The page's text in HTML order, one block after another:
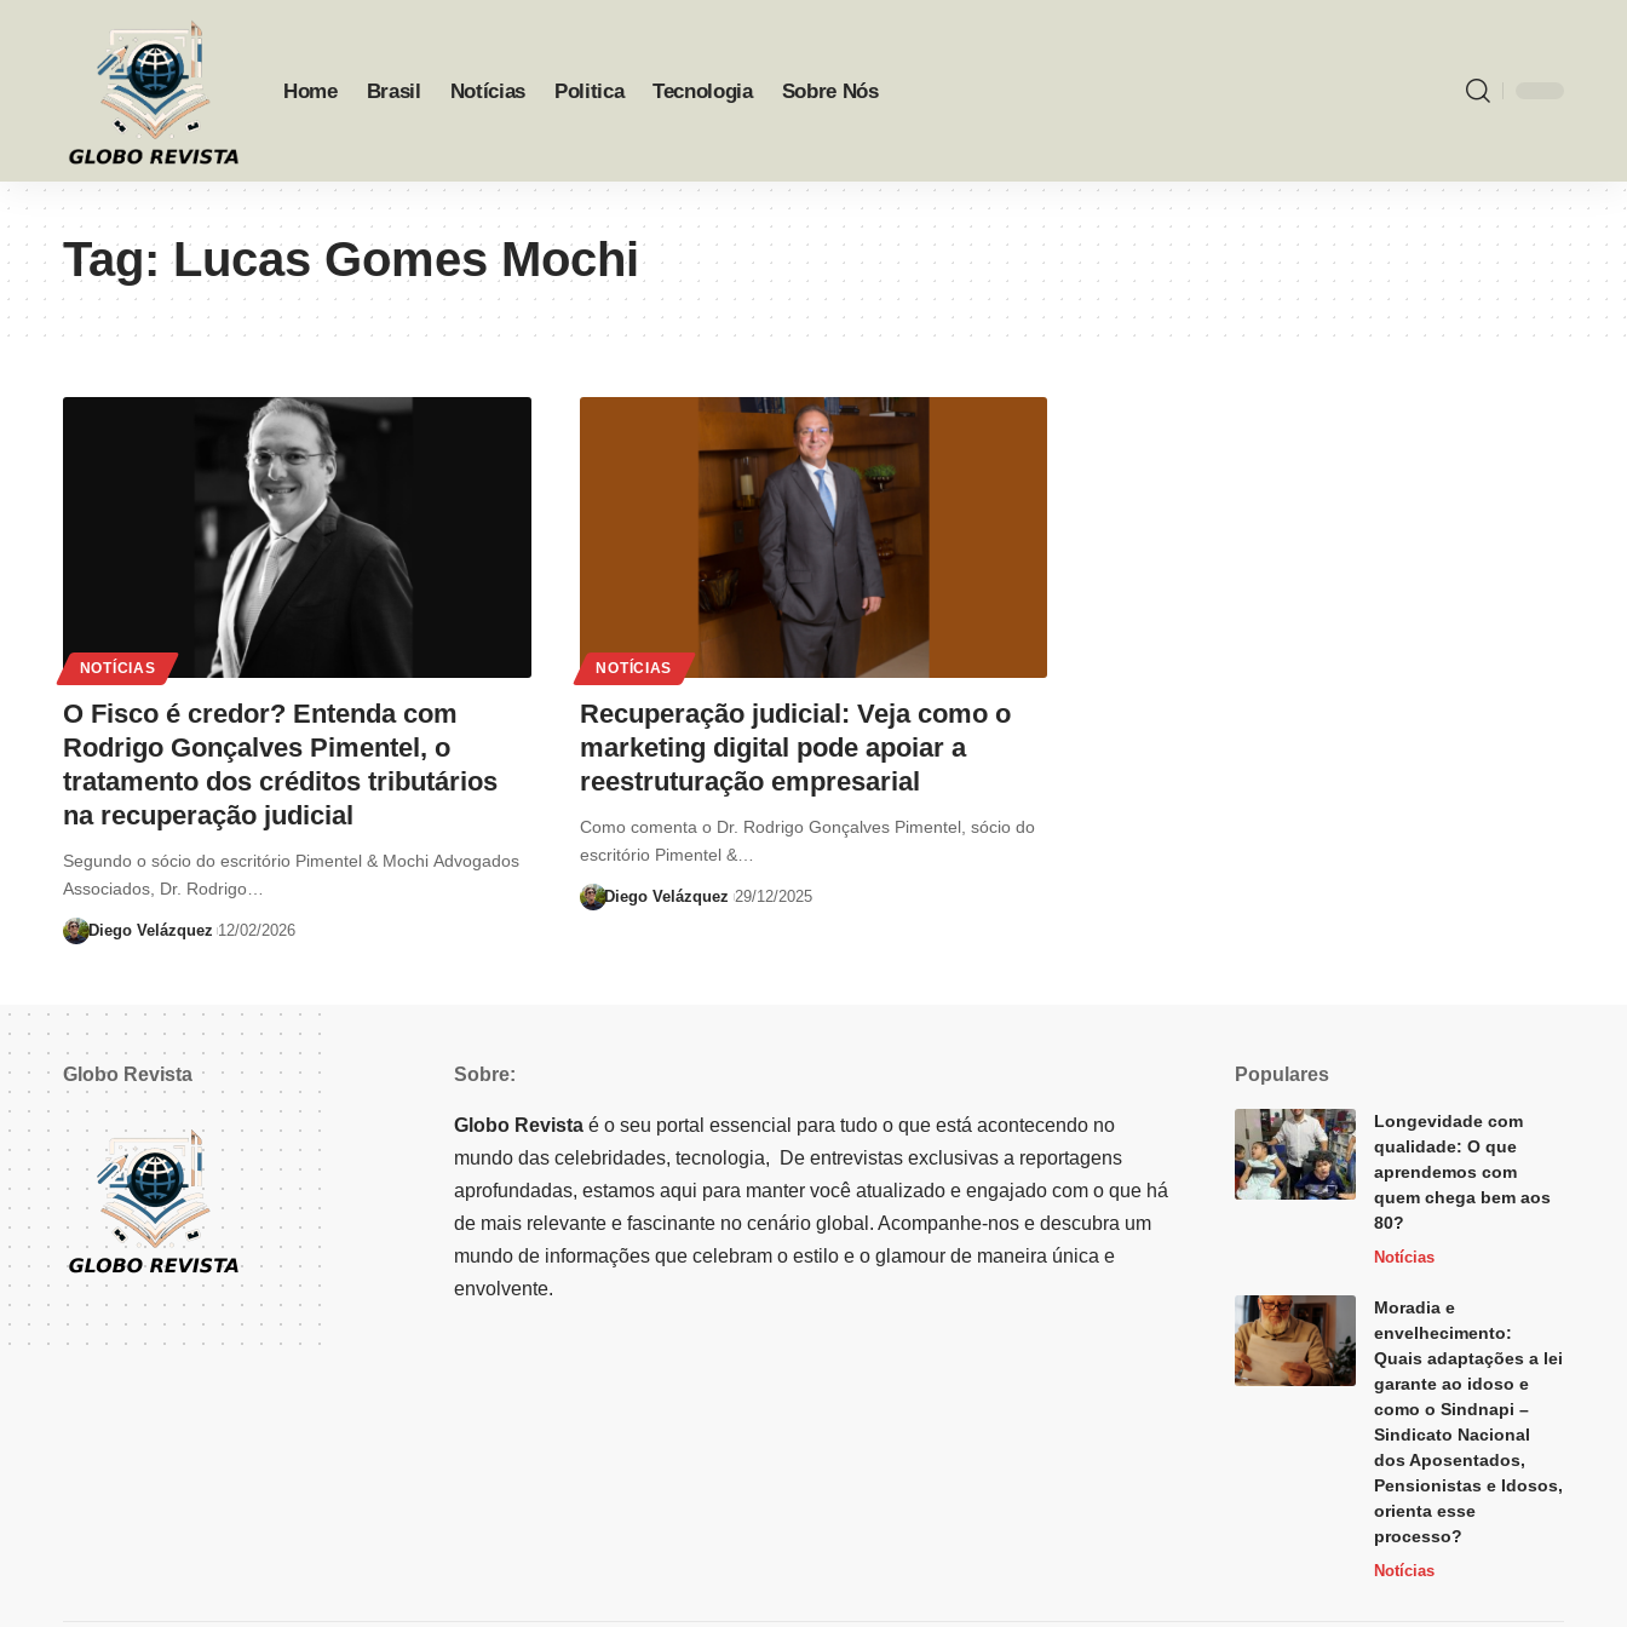
Home Brasil Notícias Politica Tecnologia Sobre Nós
Tag:Lucas Gomes Mochi
NOTÍCIAS
O Fisco é credor? Entenda com
Rodrigo Gonçalves Pimentel, o
tratamento dos créditos tributários
na recuperação judicial
Segundo o sócio do escritório Pimentel & Mochi Advogados
Associados, Dr. Rodrigo…
Diego Velázquez 12/02/2026
NOTÍCIAS
Recuperação judicial: Veja como o
marketing digital pode apoiar a
reestruturação empresarial
Como comenta o Dr. Rodrigo Gonçalves Pimentel, sócio do
escritório Pimentel &…
Diego Velázquez 29/12/2025
Globo Revista Sobre:
Globo Revistaé o seu portal essencial para tudo o que está acontecendo no
mundo das celebridades, tecnologia, De entrevistas exclusivas a reportagens
aprofundadas, estamos aqui para manter você atualizado e engajado com o que há
de mais relevante e fascinante no cenário global. Acompanhe-nos e descubra um
mundo de informações que celebram o estilo e o glamour de maneira única e
envolvente.
Populares
Longevidade com
qualidade: O que
aprendemos com
quem chega bem aos
80?
Notícias
Moradia e
envelhecimento:
Quais adaptações a lei
garante ao idoso e
como o Sindnapi –
Sindicato Nacional
dos Aposentados,
Pensionistas e Idosos,
orienta esse
processo?
Notícias